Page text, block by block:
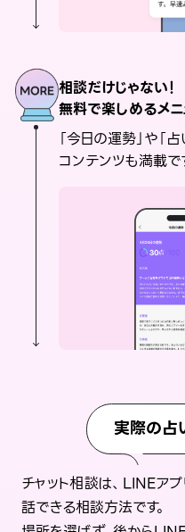
相談だけじゃない！
無料で楽しめるメ
「今日の運勢」や「
コンテンツも満載で
実際の占
チャット相談は、LINEア
話できる相談方法です。